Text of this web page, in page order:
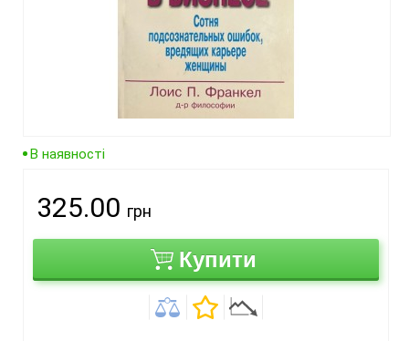
В наявності
325.00 грн
Купити